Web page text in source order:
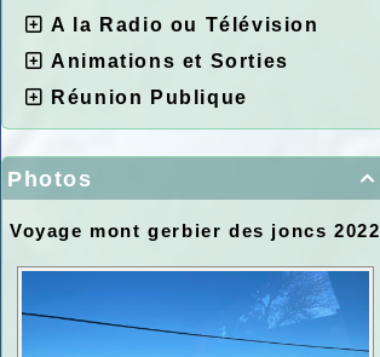
A la Radio ou Télévision
Animations et Sorties
Réunion Publique

Photos
Voyage mont gerbier des joncs 2022